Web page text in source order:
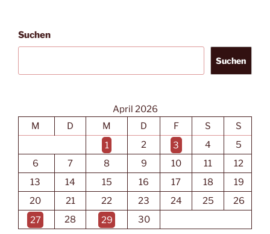
Suchen
Suchen
April 2026
M
D M D F S
S
1
2 3 4
5
6
7 8 9 10 11
12
13
14 15 16 17 18
19
20
21 22 23 24 25
26
27
28 29
30